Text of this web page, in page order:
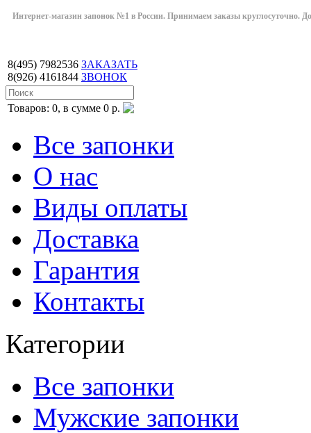
Интернет-магазин запонок №1 в России. Принимаем заказы круглосуточно.
8(495) 7982536
8(926) 4161844
ЗАКАЗАТЬ
ЗВОНОК
Товаров: 0, в сумме 0 р.
Все запонки
О нас
Виды оплаты
Доставка
Гарантия
Контакты
Категории
Все запонки
Мужские запонки